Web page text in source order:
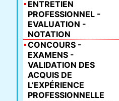
ENTRETIEN
PROFESSIONNEL -
EVALUATION -
NOTATION
CONCOURS -
EXAMENS -
VALIDATION DES
ACQUIS DE
L’EXPÉRIENCE
PROFESSIONNELLE